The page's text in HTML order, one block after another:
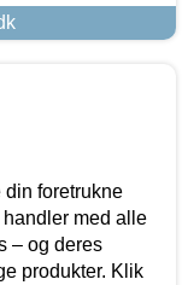
foretrukne
med alle
– og deres
produkter. Klik